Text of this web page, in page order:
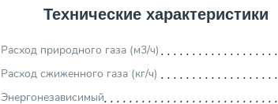
Технические характеристики
Расход природного газа (м3/ч)
Расход сжиженного газа (кг/ч)
Энергонезависимый